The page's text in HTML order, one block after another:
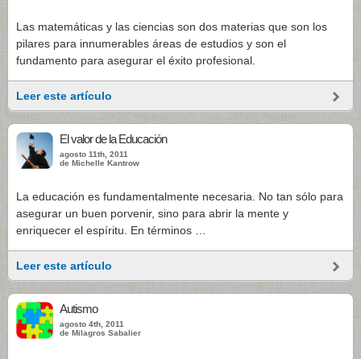
Las matemáticas y las ciencias son dos materias que son los
pilares para innumerables áreas de estudios y son el
fundamento para asegurar el éxito profesional.
Leer este artículo
El valor de la Educación
agosto 11th, 2011
de Michelle Kantrow
La educación es fundamentalmente necesaria. No tan sólo para
asegurar un buen porvenir, sino para abrir la mente y
enriquecer el espíritu. En términos …
Leer este artículo
Autismo
agosto 4th, 2011
de Milagros Sabalier